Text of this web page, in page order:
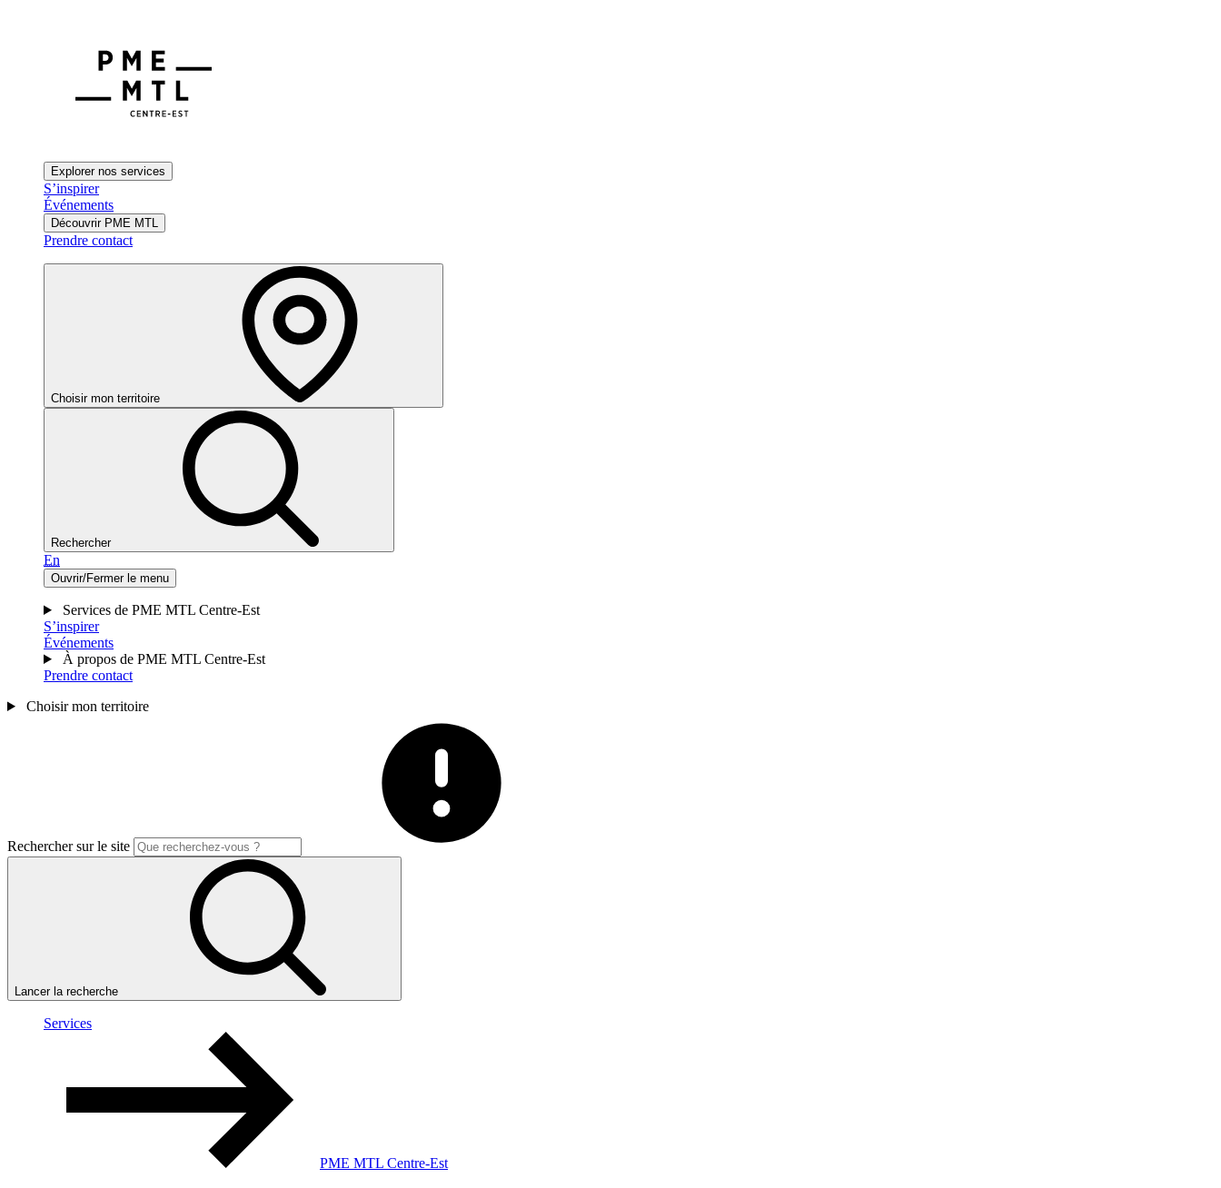
Explorer nos services
S’inspirer
Événements
Découvrir PME MTL
Prendre contact
Choisir mon territoire
Rechercher
En
Ouvrir/Fermer le menu
Services de PME MTL Centre-Est
S’inspirer
Événements
À propos de PME MTL Centre-Est
Prendre contact
Choisir mon territoire
Rechercher sur le site
Lancer la recherche
Services
PME MTL Centre-Est